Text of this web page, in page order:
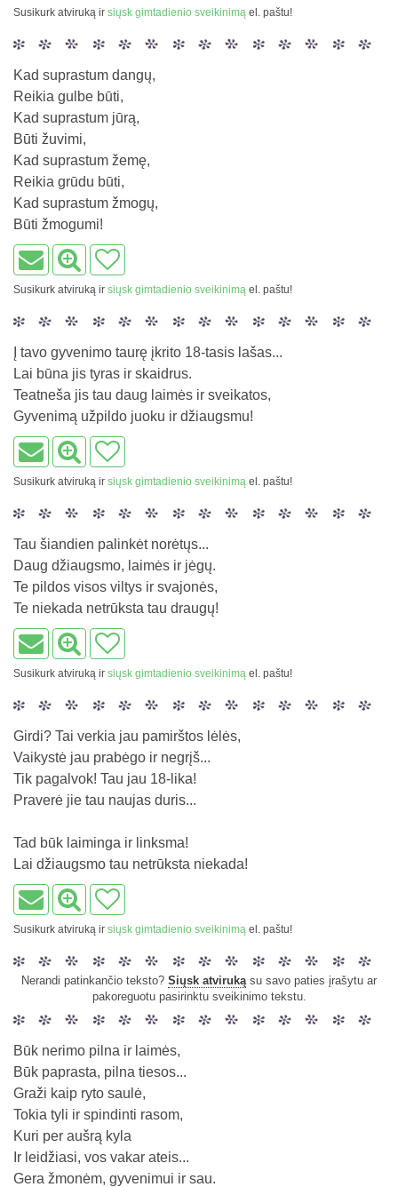
Susikurk atviruką ir siųsk gimtadienio sveikinimą el. paštu!
Kad suprastum dangų,
Reikia gulbe būti,
Kad suprastum jūrą,
Būti žuvimi,
Kad suprastum žemę,
Reikia grūdu būti,
Kad suprastum žmogų,
Būti žmogumi!
Susikurk atviruką ir siųsk gimtadienio sveikinimą el. paštu!
Į tavo gyvenimo taurę įkrito 18-tasis lašas...
Lai būna jis tyras ir skaidrus.
Teatneša jis tau daug laimės ir sveikatos,
Gyvenimą užpildo juoku ir džiaugsmu!
Susikurk atviruką ir siųsk gimtadienio sveikinimą el. paštu!
Tau šiandien palinkėt norėtųs...
Daug džiaugsmo, laimės ir jėgų.
Te pildos visos viltys ir svajonės,
Te niekada netrūksta tau draugų!
Susikurk atviruką ir siųsk gimtadienio sveikinimą el. paštu!
Girdi? Tai verkia jau pamirštos lėlės,
Vaikystė jau prabėgo ir negrįš...
Tik pagalvok! Tau jau 18-lika!
Praverė jie tau naujas duris...
Tad būk laiminga ir linksma!
Lai džiaugsmo tau netrūksta niekada!
Susikurk atviruką ir siųsk gimtadienio sveikinimą el. paštu!
Nerandi patinkančio teksto? Siųsk atvirukąsu savo paties įrašytu ar
pakoreguotu pasirinktu sveikinimo tekstu.
Būk nerimo pilna ir laimės,
Būk paprasta, pilna tiesos...
Graži kaip ryto saulė,
Tokia tyli ir spindinti rasom,
Kuri per aušrą kyla
Ir leidžiasi, vos vakar ateis...
Gera žmonėm, gyvenimui ir sau.